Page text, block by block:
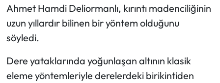
Ahmet Hamdi Deliormanlı, kırıntı madenciliğinin
uzun yıllardır bilinen bir yöntem olduğunu
söyledi.
Dere yataklarında yoğunlaşan altının klasik
eleme yöntemleriyle derelerdeki birikintiden